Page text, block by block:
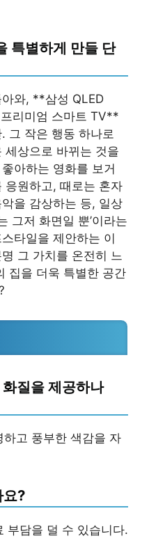
특별하게 만들 단
와, **삼성 QLED
리미엄 스마트 TV**
그 작은 행동 하나로
세상으로 바뀌는 것을
아하는 영화를 보거
응원하고, 때로는 혼자
을 감상하는 등, 일상
그저 화면일 뿐’이라는
타일을 제안하는 이
그 가치를 온전히 느
집을 더욱 특별한 공간
질을 제공하나
고 풍부한 색감을 자
요?
부담을 덜 수 있습니다.